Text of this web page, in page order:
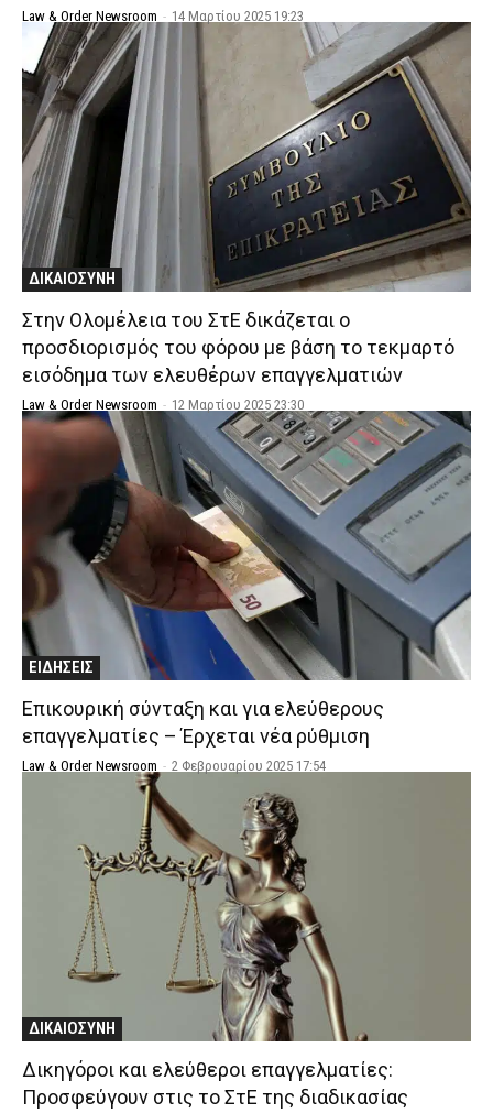
Law & Order Newsroom - 14 Μαρτίου 2025 19:23
ΔΙΚΑΙΟΣΥΝΗ
Στην Ολομέλεια του ΣτΕ δικάζεται ο
προσδιορισμός του φόρου με βάση το τεκμαρτό
εισόδημα των ελευθέρων επαγγελματιών
Law & Order Newsroom - 12 Μαρτίου 2025 23:30
ΕΙΔΗΣΕΙΣ
Επικουρική σύνταξη και για ελεύθερους
επαγγελματίες – Έρχεται νέα ρύθμιση
Law & Order Newsroom - 2 Φεβρουαρίου 2025 17:54
ΔΙΚΑΙΟΣΥΝΗ
Δικηγόροι και ελεύθεροι επαγγελματίες:
Προσφεύγουν στις το ΣτΕ της διαδικασίας